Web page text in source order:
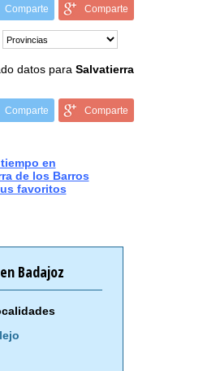
Comparte Comparte
datos para Salvatierra
Comparte Comparte
en
de los Barros
favoritos
Badajoz